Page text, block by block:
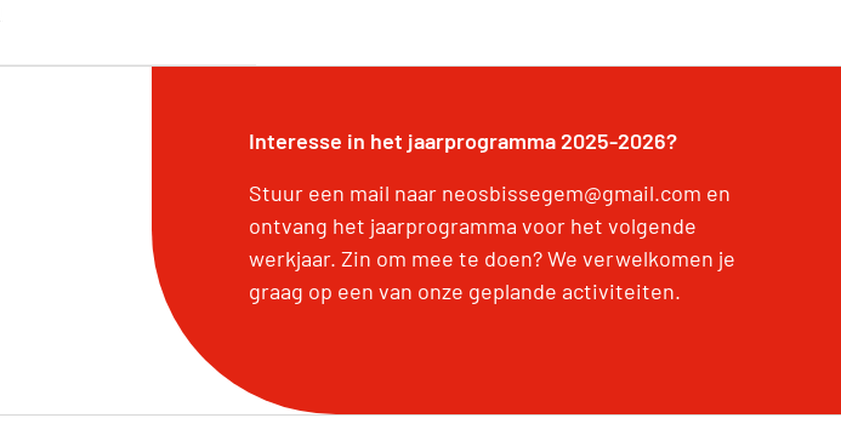
Interesse in het jaarprogramma 2025-2026?
Stuur een mail naar neosbissegem@gmail.com en
ontvang het jaarprogramma voor het volgende
werkjaar. Zin om mee te doen? We verwelkomen je
graag op een van onze geplande activiteiten.